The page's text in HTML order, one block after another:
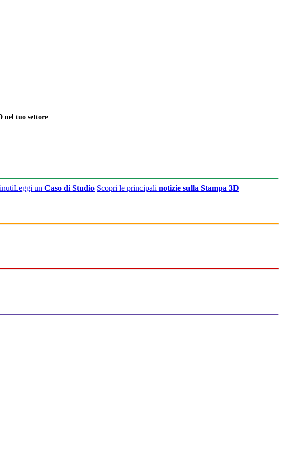
nel tuo settore
Leggi un Caso di Studio Scopri le principali notizie sulla Stampa 3D